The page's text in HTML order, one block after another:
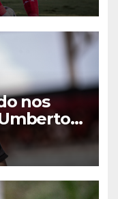
nos